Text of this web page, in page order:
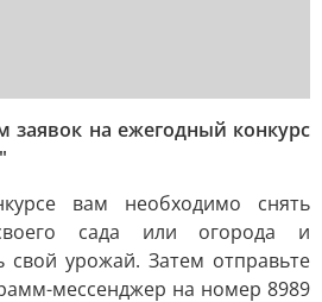
заявок на ежегодный конкурс
вам необходимо снять
сада или огорода и
свой урожай. Затем отправьте
мессенджер на номер 8989